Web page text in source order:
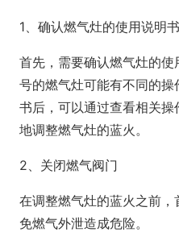
1、确认燃气灶的使用说明书
首先，需要确认燃气灶的
号的燃气灶可能有不同的
书后，可以通过查看相关
地调整燃气灶的蓝火。
2、关闭燃气阀门
在调整燃气灶的蓝火之前
免燃气外泄造成危险。